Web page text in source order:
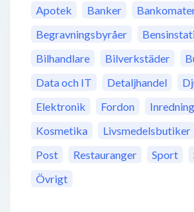
Apotek Banker
Begravningsbyråer
Bilhandlare
Bilverkstäder
Data och IT
Detaljhandel
Elektronik
Fordon
Kosmetika
Livsmedelsbutiker
Post
Restauranger Sport
Övrigt